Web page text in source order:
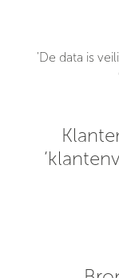
'De data is